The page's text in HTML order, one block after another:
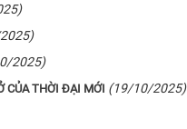
2025)
CỦA THỜI ĐẠI MỚI (19/10/2025)